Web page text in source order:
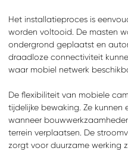
Het installatieproces is
worden voltooid. De masten
ondergrond geplaatst en
draadloze connectiviteit
waar mobiel netwerk
De flexibiliteit van mobiele
tijdelijke bewaking. Ze
wanneer
terrein verplaatsen. De
zorgt voor duurzame werking